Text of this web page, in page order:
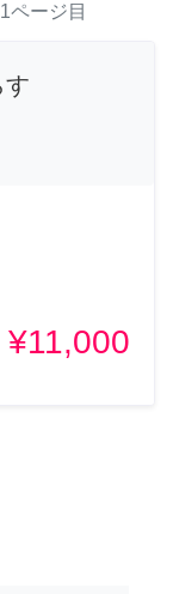
1ページ目
す
¥11,000